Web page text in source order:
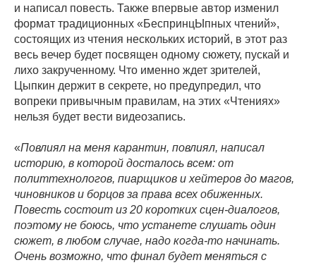
и написал повесть. Также впервые автор изменил
формат традиционных «БеспринцЫпных чтений»,
состоящих из чтения нескольких историй, в этот раз
весь вечер будет посвящен одному сюжету, пускай и
лихо закрученному. Что именно ждет зрителей,
Цыпкин держит в секрете, но предупредил, что
вопреки привычным правилам, на этих «Чтениях»
нельзя будет вести видеозапись.
«Повлиял на меня карантин, повлиял, написал
историю, в которой досталось всем: от
политтехнологов, пиарщиков и хейтеров до магов,
чиновников и борцов за права всех обиженных.
Повесть состоит из 20 коротких сцен-диалогов,
поэтому не боюсь, что устанете слушать один
сюжет, в любом случае, надо когда-то начинать.
Очень возможно, что финал будет меняться с